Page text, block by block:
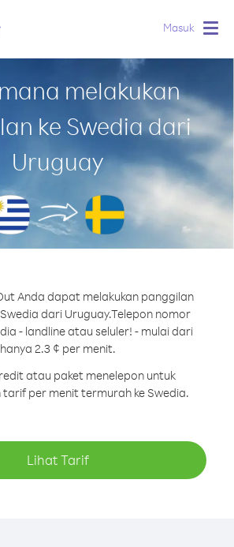
Masuk
melakukan
ke Swedia dari
Uruguay
Anda dapat melakukan panggilan
dari Uruguay.Telepon nomor
- landline atau seluler! - mulai dari
hanya 2.3 ¢ per menit.
atau paket menelepon untuk
per menit termurah ke Swedia.
Lihat Tarif